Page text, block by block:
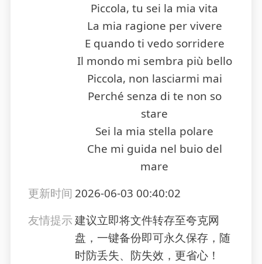
Piccola, tu sei la mia vita
La mia ragione per vivere
E quando ti vedo sorridere
Il mondo mi sembra più bello
Piccola, non lasciarmi mai
Perché senza di te non so
stare
Sei la mia stella polare
Che mi guida nel buio del
mare
更新时间 2026-06-03 00:40:02
友情提示建议立即将文件转存至夸克网
盘，一键备份即可永久保存，随
时防丢失、防失效，更省心！